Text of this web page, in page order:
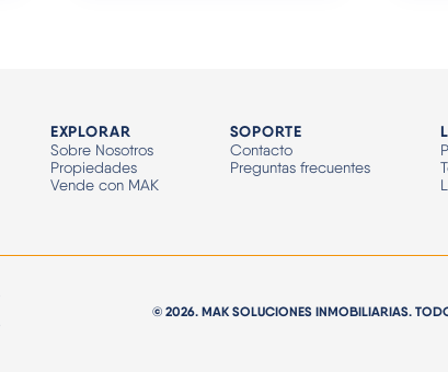
EXPLORAR
Sobre Nosotros
Propiedades
Vende con MAK
SOPORTE
Contacto
Preguntas frecuentes
© 2026. MAK SOLUCIONES INMOBILIARIAS.